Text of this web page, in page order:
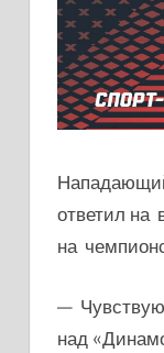
ответил на
на
—
над